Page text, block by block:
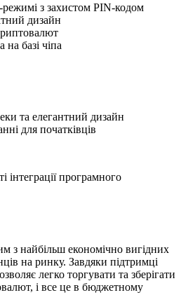
з захистом PIN-кодом
дизайн
базі чіпа
та елегантний дизайн
для початківців
програмного
з найбільш економічно вигідних
на ринку. Завдяки підтримці
легко торгувати та зберігати
і все це в бюджетному